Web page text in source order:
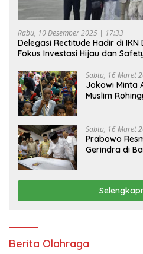
Rabu, 10 Desember 2025 | 17:33
Delegasi Rectitude Hadir di IKN
Fokus Investasi Hijau dan
Sabtu, 16 Maret
Jokowi Minta
Muslim
Sabtu, 16 Maret
Prabowo
Gerindra di
Berita Olahraga